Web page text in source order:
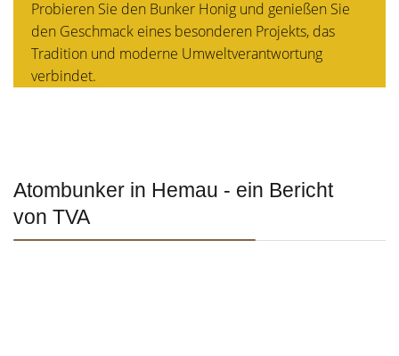
Probieren Sie den Bunker Honig und genießen Sie
den Geschmack eines besonderen Projekts, das
Tradition und moderne Umweltverantwortung
verbindet.
Atombunker in Hemau - ein Bericht
von TVA